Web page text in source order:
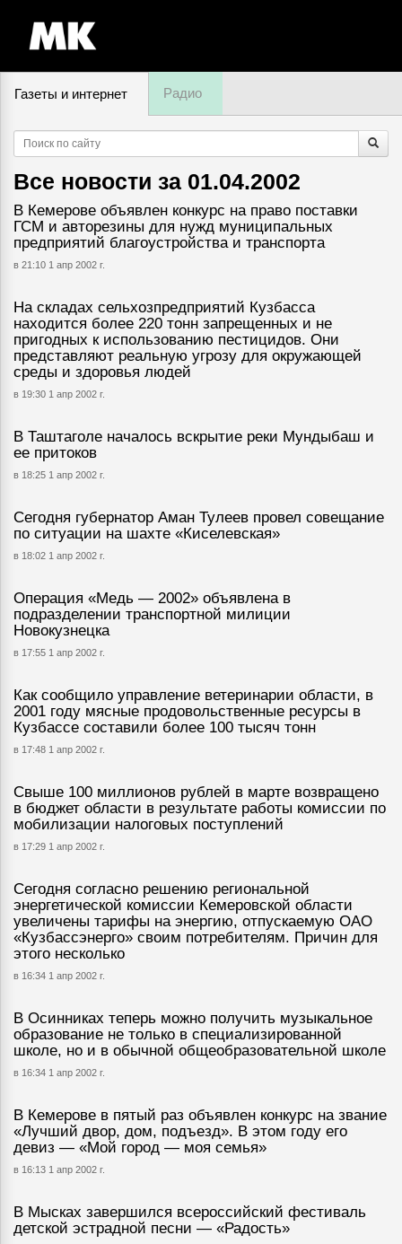
Газеты и интернет Радио
Все новости за 01.04.2002
В Кемерове объявлен конкурс на право поставки
ГСМ и авторезины для нужд муниципальных
предприятий благоустройства и транспорта
в 21:10 1 апр 2002 г.
На складах сельхозпредприятий Кузбасса
находится более 220 тонн запрещенных и не
пригодных к использованию пестицидов. Они
представляют реальную угрозу для окружающей
среды и здоровья людей
в 19:30 1 апр 2002 г.
В Таштаголе началось вскрытие реки Мундыбаш и
ее притоков
в 18:25 1 апр 2002 г.
Сегодня губернатор Аман Тулеев провел совещание
по ситуации на шахте «Киселевская»
в 18:02 1 апр 2002 г.
Операция «Медь — 2002» объявлена в
подразделении транспортной милиции
Новокузнецка
в 17:55 1 апр 2002 г.
Как сообщило управление ветеринарии области, в
2001 году мясные продовольственные ресурсы в
Кузбассе составили более 100 тысяч тонн
в 17:48 1 апр 2002 г.
Свыше 100 миллионов рублей в марте возвращено
в бюджет области в результате работы комиссии по
мобилизации налоговых поступлений
в 17:29 1 апр 2002 г.
Сегодня согласно решению региональной
энергетической комиссии Кемеровской области
увеличены тарифы на энергию, отпускаемую ОАО
«Кузбассэнерго» своим потребителям. Причин для
этого несколько
в 16:34 1 апр 2002 г.
В Осинниках теперь можно получить музыкальное
образование не только в специализированной
школе, но и в обычной общеобразовательной школе
в 16:34 1 апр 2002 г.
В Кемерове в пятый раз объявлен конкурс на звание
«Лучший двор, дом, подъезд». В этом году его
девиз — «Мой город — моя семья»
в 16:13 1 апр 2002 г.
В Мысках завершился всероссийский фестиваль
детской эстрадной песни — «Радость»